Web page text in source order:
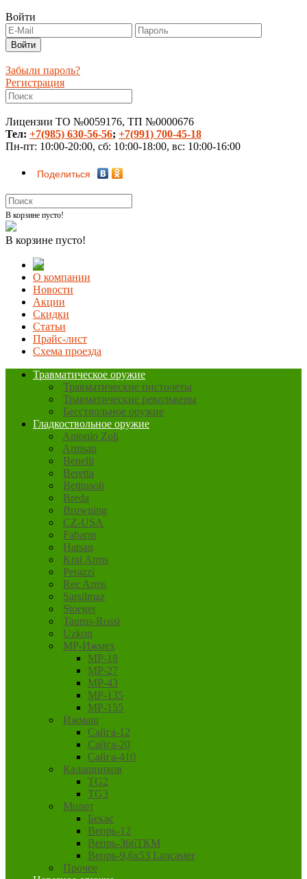
Войти
Забыли пароль?
Регистрация
Лицензии ТО №0059176, ТП №0000676
Тел: +7(985) 630-56-56; +7(991) 700-45-18
Пн-пт: 10:00-20:00, сб: 10:00-18:00, вс: 10:00-16:00
Поделиться
В корзине пусто!
В корзине пусто!
О компании
Новости
Акции
Скидки
Статьи
Прайс-лист
Схема проезда
Травматическое оружие
Травматические пистолеты
Травматические револьверы
Бесствольное оружие
Гладкоствольное оружие
Antonio Zoli
Armsan
Benelli
Beretta
Bettinsoli
Breda
Browning
CZ-USA
Fabarm
Hatsan
Kral Arms
Perazzi
Rec Arms
Sarsilmaz
Stoeger
Taurus-Rossi
Uzkon
MP-Ижмех
MP-18
MP-27
MP-43
MP-135
MP-155
Ижмаш
Сайга-12
Сайга-20
Сайга-410
Калашников
TG2
TG3
Молот
Бекас
Вепрь-12
Вепрь-366ТКМ
Вепрь-9,6х53 Lancaster
Прочее